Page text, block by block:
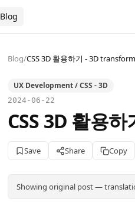
Blog
Blog/CSS 3D 활용하기 - 3D transform
UX Development / CSS - 3D
2024-06-22
CSS 3D 활용
Save Share Copy
Showing original post —